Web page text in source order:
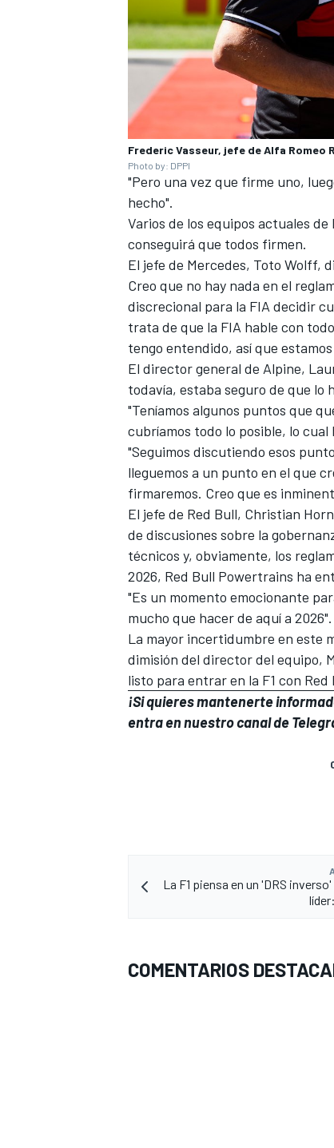
MÁS CATEGORÍAS
Frederic Vasseur, jefe de Alfa Romeo
Photo by: DPPI
"Pero una vez que firme uno,
hecho".
Varios de los equipos actuales
conseguirá que todos firmen.
El jefe de Mercedes, Toto Wolff,
Creo que no hay nada en el
discrecional para la FIA decidir
trata de que la FIA hable con
tengo entendido, así que
El director general de Alpine,
todavía, estaba seguro de que lo
"Teníamos algunos puntos que
cubríamos todo lo posible, lo cual
"Seguimos discutiendo esos
lleguemos a un punto en el que
firmaremos. Creo que es
El jefe de Red Bull, Christian
de discusiones sobre la
técnicos y, obviamente, los
2026, Red Bull Powertrains ha
"Es un momento emocionante
mucho que hacer de aquí a 2026".
La mayor incertidumbre en este
dimisión del director del equipo,
listo para entrar en la F1 con
¡Si quieres mantenerte
entra ennuestro canal de
La F1 piensa en un 'DRS
COMENTARIOS